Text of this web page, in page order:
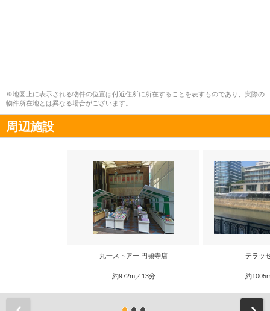
※地図上に表示される物件の位置は付近住所に所在することを表すものであり、実際の
物件所在地とは異なる場合がございます。
周辺施設
丸一ストアー 円頓寺店
約972m／13分
テラッ
約